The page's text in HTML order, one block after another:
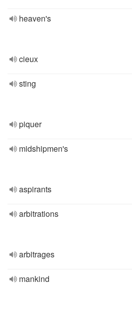
heaven's
cieux
sting
piquer
midshipmen's
aspirants
arbitrations
arbitrages
mankind